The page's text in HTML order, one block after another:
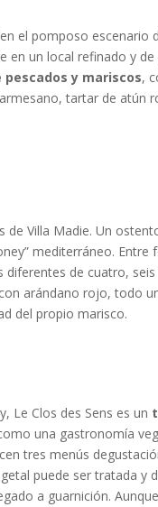
el pomposo escenario
en un local refinado y
y mariscos,
tartar de atún
Villa Madie. Un
mediterráneo. Entre
de cuatro,
arándano rojo, todo
del propio marisco.
Le Clos des Sens es un
una gastronomía
tres menús
puede ser tratada y
a guarnición.